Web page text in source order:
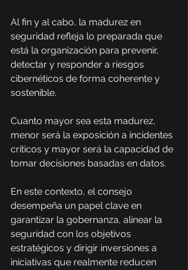
Al fin y al cabo, la madurez en
seguridad refleja lo preparada que
está la organización para prevenir,
detectar y responder a riesgos
cibernéticos de forma coherente y
sostenible.
Cuanto mayor sea esta madurez,
menor será la exposición a incidentes
críticos y mayor será la capacidad de
tomar decisiones basadas en datos.
En este contexto, el consejo
desempeña un papel clave en
garantizar la gobernanza, alinear la
seguridad con los objetivos
estratégicos y dirigir inversiones a
iniciativas que realmente reducen